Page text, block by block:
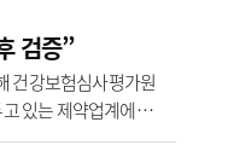
개선
입시
검증”
건강보험심사평가원
있는 제약업계에서